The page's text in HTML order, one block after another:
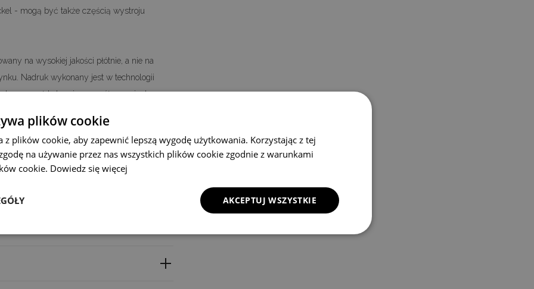
- mogą być także częścią wystroju
na wysokiej jakości płótnie, a nie na
Nadruk wykonany jest w technologii
kolory i szczegóły oryginalnego
zakładzie, dzięki czemu możemy
plakatów na płótnie w stylu vintage.
- 21x29,7cm, A3 - 29,7x42cm, A2 -
inny, niestandardowy rozmiar plakatu
do kontaktu.
plików cookie
z plików cookie, aby zapewnić lepszą wygodę użytkowania. Korzystając z tej
na używanie przez nas wszystkich plików cookie zgodnie z warunkami
cookie. Dowiedz się więcej
AKCEPTUJ WSZYSTKIE